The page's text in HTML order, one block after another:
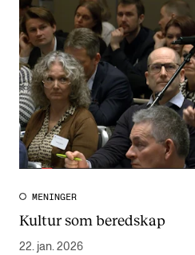
MENINGER
Kultur som beredskap
22. jan. 2026